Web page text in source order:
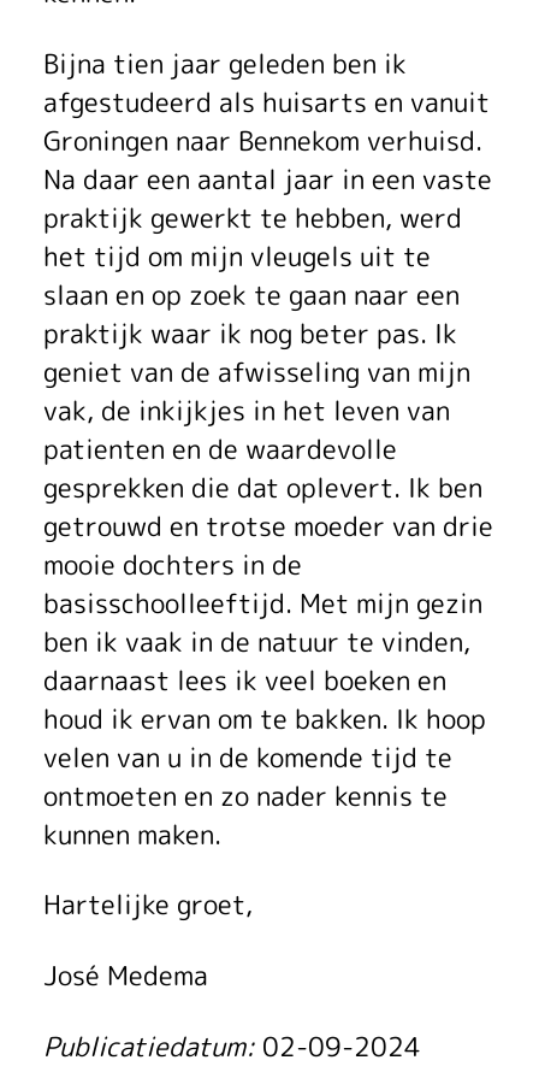
s
m
a
k
i
n
g
m
e
t
J
o
s
é
M
e
d
e
m
a
Bijna tien jaar geleden ben ik
afgestudeerd als huisarts en vanuit
Groningen naar Bennekom verhuisd.
Na daar een aantal jaar in een vaste
praktijk gewerkt te hebben, werd
het tijd om mijn vleugels uit te
slaan en op zoek te gaan naar een
praktijk waar ik nog beter pas. Ik
geniet van de afwisseling van mijn
vak, de inkijkjes in het leven van
patienten en de waardevolle
gesprekken die dat oplevert. Ik ben
getrouwd en trotse moeder van drie
mooie dochters in de
basisschoolleeftijd. Met mijn gezin
ben ik vaak in de natuur te vinden,
daarnaast lees ik veel boeken en
houd ik ervan om te bakken. Ik hoop
velen van u in de komende tijd te
ontmoeten en zo nader kennis te
kunnen maken.
Hartelijke groet,
José Medema
Publicatiedatum: 02-09-2024